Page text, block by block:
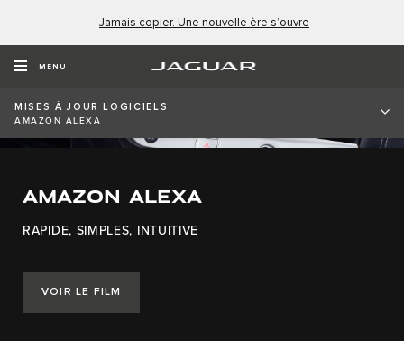
Jamais copier. Une nouvelle ère s’ouvre
MENU
MISES À JOUR LOGICIELS
AMAZON ALEXA
AMAZON ALEXA
RAPIDE, SIMPLES, INTUITIVE
VOIR LE FILM